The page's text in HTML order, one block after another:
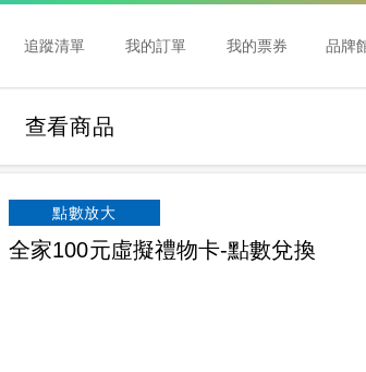
追蹤清單 我的訂單 我的票券 品牌
查看商品
點數放大
全家100元虛擬禮物卡-點數兌換